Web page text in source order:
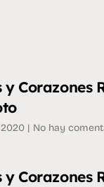
y Corazones
No hay
Corazones